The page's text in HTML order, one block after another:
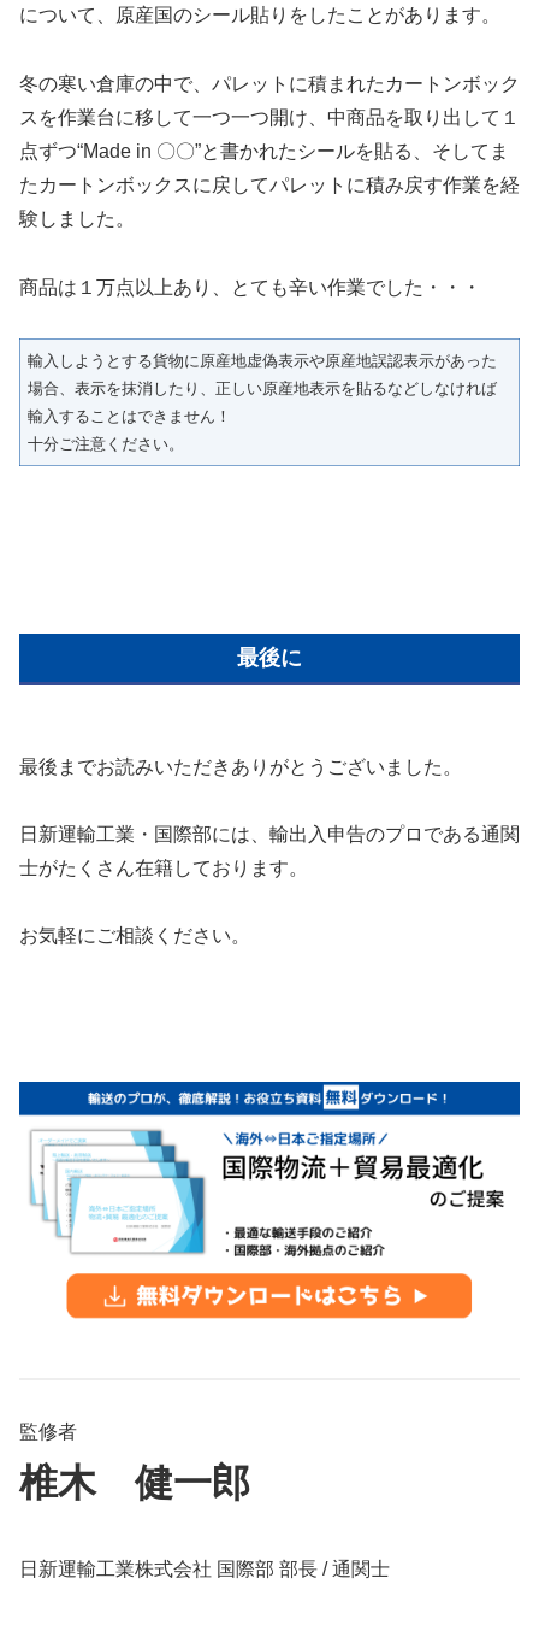
について、原産国のシール貼りをしたことがあります。
冬の寒い倉庫の中で、パレットに積まれたカートンボック
スを作業台に移して一つ一つ開け、中商品を取り出して１
点ずつ“Made in 〇〇”と書かれたシールを貼る、そしてま
たカートンボックスに戻してパレットに積み戻す作業を経
験しました。
商品は１万点以上あり、とても辛い作業でした・・・
輸入しようとする貨物に原産地虚偽表示や原産地誤認表示があった
場合、表示を抹消したり、正しい原産地表示を貼るなどしなければ
輸入することはできません！
十分ご注意ください。
最後に
最後までお読みいただきありがとうございました。
日新運輸工業・国際部には、輸出入申告のプロである通関
士がたくさん在籍しております。
お気軽にご相談ください。
監修者
椎木 健一郎
日新運輸工業株式会社 国際部 部長 / 通関士